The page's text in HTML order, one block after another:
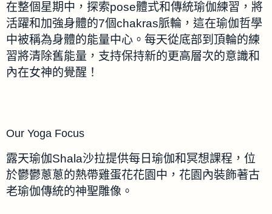
在整個星期中，探索pose體式和傳統瑜伽練習，將
活躍和加強身體的7個chakras脈輪，這在瑜伽哲學
中被稱為身體的能量中心。每天從底部到頂輪的練
習將清除舊能量，支持保持新的更高層次的意識和
內在女神的覺醒！
Our Yoga Focus
露天瑜伽Shala沙拉提供每日瑜伽和冥想課程，位
於鬱鬱蔥蔥的熱帶雞蛋花花園中，花園內裝飾著古
老瑜伽傳統的神聖雕像。